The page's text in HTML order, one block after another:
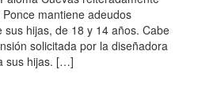
mantiene adeudos
hijas, de 18 y 14 años. Cabe
solicitada por la diseñadora
sus hijas. […]